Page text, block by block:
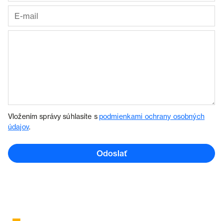
Vložením správy súhlasíte spodmienkami ochrany osobných
údajov.
Odoslať